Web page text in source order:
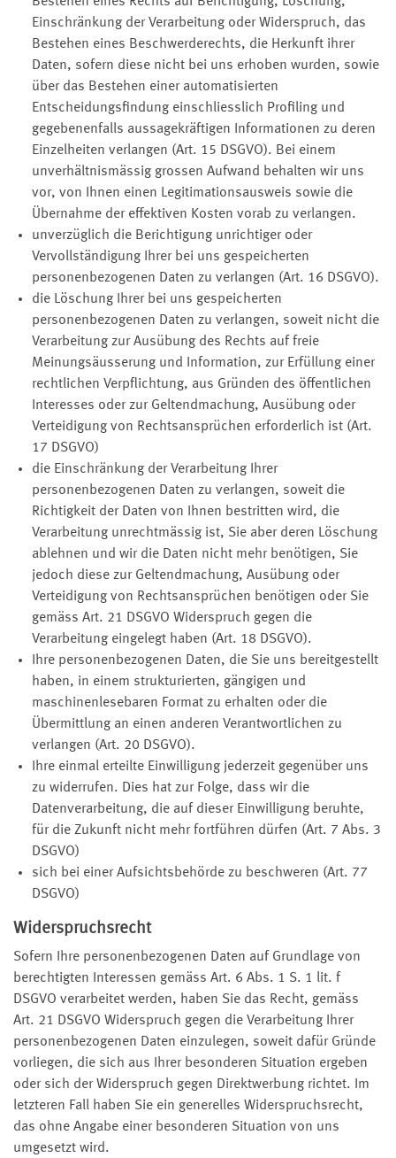
Einschränkung der Verarbeitung oder Widerspruch, das
Bestehen eines Beschwerderechts, die Herkunft ihrer
Daten, sofern diese nicht bei uns erhoben wurden, sowie
über das Bestehen einer automatisierten
Entscheidungsfindung einschliesslich Profiling und
gegebenenfalls aussagekräftigen Informationen zu deren
Einzelheiten verlangen (Art. 15 DSGVO). Bei einem
unverhältnismässig grossen Aufwand behalten wir uns
vor, von Ihnen einen Legitimationsausweis sowie die
Übernahme der effektiven Kosten vorab zu verlangen.
unverzüglich die Berichtigung unrichtiger oder
Vervollständigung Ihrer bei uns gespeicherten
personenbezogenen Daten zu verlangen (Art. 16 DSGVO).
die Löschung Ihrer bei uns gespeicherten
personenbezogenen Daten zu verlangen, soweit nicht die
Verarbeitung zur Ausübung des Rechts auf freie
Meinungsäusserung und Information, zur Erfüllung einer
rechtlichen Verpflichtung, aus Gründen des öffentlichen
Interesses oder zur Geltendmachung, Ausübung oder
Verteidigung von Rechtsansprüchen erforderlich ist (Art.
17 DSGVO)
die Einschränkung der Verarbeitung Ihrer
personenbezogenen Daten zu verlangen, soweit die
Richtigkeit der Daten von Ihnen bestritten wird, die
Verarbeitung unrechtmässig ist, Sie aber deren Löschung
ablehnen und wir die Daten nicht mehr benötigen, Sie
jedoch diese zur Geltendmachung, Ausübung oder
Verteidigung von Rechtsansprüchen benötigen oder Sie
gemäss Art. 21 DSGVO Widerspruch gegen die
Verarbeitung eingelegt haben (Art. 18 DSGVO).
Ihre personenbezogenen Daten, die Sie uns bereitgestellt
haben, in einem strukturierten, gängigen und
maschinenlesebaren Format zu erhalten oder die
Übermittlung an einen anderen Verantwortlichen zu
verlangen (Art. 20 DSGVO).
Ihre einmal erteilte Einwilligung jederzeit gegenüber uns
zu widerrufen. Dies hat zur Folge, dass wir die
Datenverarbeitung, die auf dieser Einwilligung beruhte,
für die Zukunft nicht mehr fortführen dürfen (Art. 7 Abs. 3
DSGVO)
sich bei einer Aufsichtsbehörde zu beschweren (Art. 77
DSGVO)
Widerspruchsrecht
Sofern Ihre personenbezogenen Daten auf Grundlage von
berechtigten Interessen gemäss Art. 6 Abs. 1 S. 1 lit. f
DSGVO verarbeitet werden, haben Sie das Recht, gemäss
Art. 21 DSGVO Widerspruch gegen die Verarbeitung Ihrer
personenbezogenen Daten einzulegen, soweit dafür Gründe
vorliegen, die sich aus Ihrer besonderen Situation ergeben
oder sich der Widerspruch gegen Direktwerbung richtet. Im
letzteren Fall haben Sie ein generelles Widerspruchsrecht,
das ohne Angabe einer besonderen Situation von uns
umgesetzt wird.